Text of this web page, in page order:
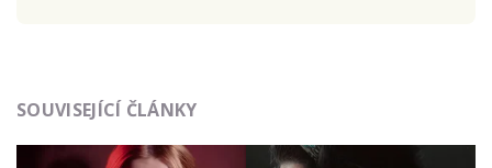
údajů.
SOUVISEJÍCÍ ČLÁNKY